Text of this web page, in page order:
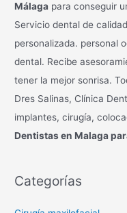
Málaga para conseguir
Servicio dental de
personalizada. personal
dental. Recibe
tener la mejor sonrisa.
Dres Salinas, Clínica
implantes, cirugía,
Dentistas en Malaga
Categorías